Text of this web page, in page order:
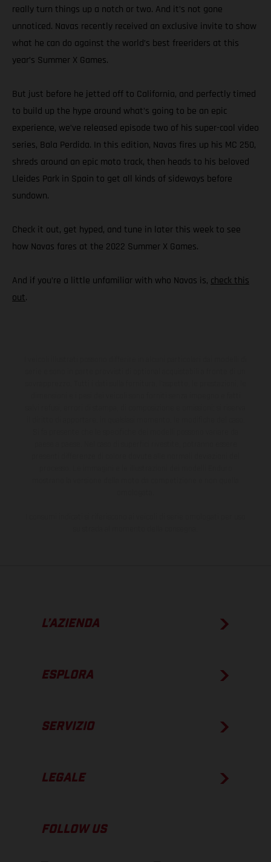
really turn things up a notch or two. And it’s not gone
unnoticed. Navas recently received an exclusive invite to show
what he can do against the world’s best freeriders at this
year’s Summer X Games.
But just before he jetted off to California, and perfectly timed
to build up the hype around what’s going to be an epic
experience, we’ve released episode two of his super-cool video
series, Bala Perdida. In this edition, Navas fires up his MC 250,
shreds around an epic moto track, then heads to his beloved
Lleides Park in Spain to get all kinds of sideways before
sundown.
Check it out, get hyped, and tune in later this week to see
how Navas fares at the 2022 Summer X Games.
And if you’re a little unfamiliar with who Navas is, check this
out.
L’AZIENDA
ESPLORA
SERVIZIO
LEGALE
FOLLOW US